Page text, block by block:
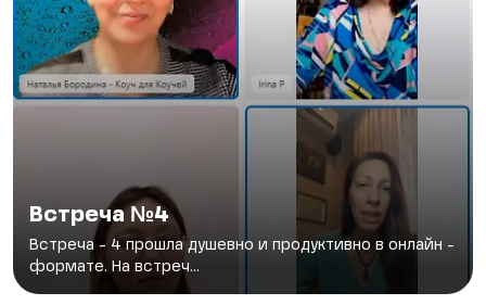
Встреча №4
Встреча - 4 прошла душевно и продуктивно в онлайн -
формате. На встреч...